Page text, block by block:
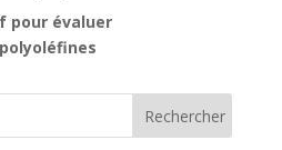
pour évaluer